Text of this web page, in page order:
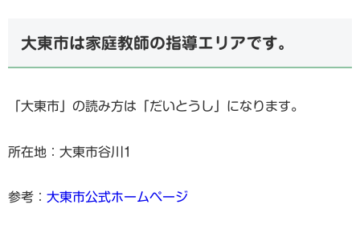
大東市は家庭教師の指導エリアです。
「大東市」の読み方は「だいとうし」になります。
所在地：大東市谷川1
参考： 大東市公式ホームページ